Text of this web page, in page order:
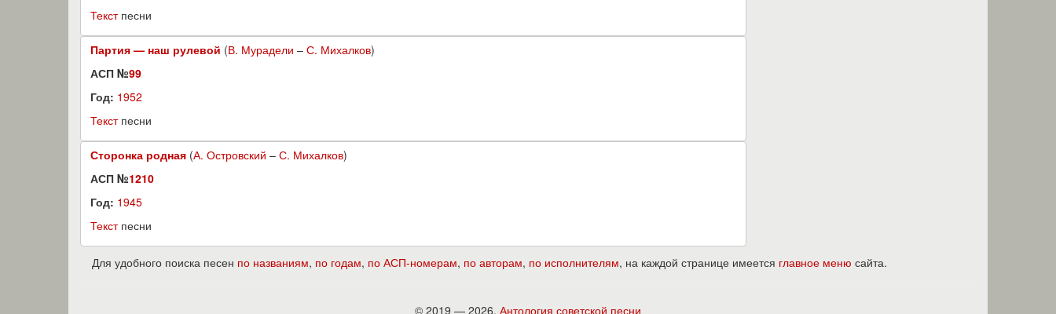
Текстпесни
Партия — наш рулевой (В. Мурадели – С. Михалков)
АСП №99
Год: 1952
Текстпесни
Сторонка родная (А. Островский – С. Михалков)
АСП №1210
Год: 1945
Текстпесни
Для удобного поиска песен по названиям, по годам, по АСП-номерам, по авторам, по исполнителям, на каждой странице имеется главное меню сайта.
© 2019 — 2026, Антология советской песни